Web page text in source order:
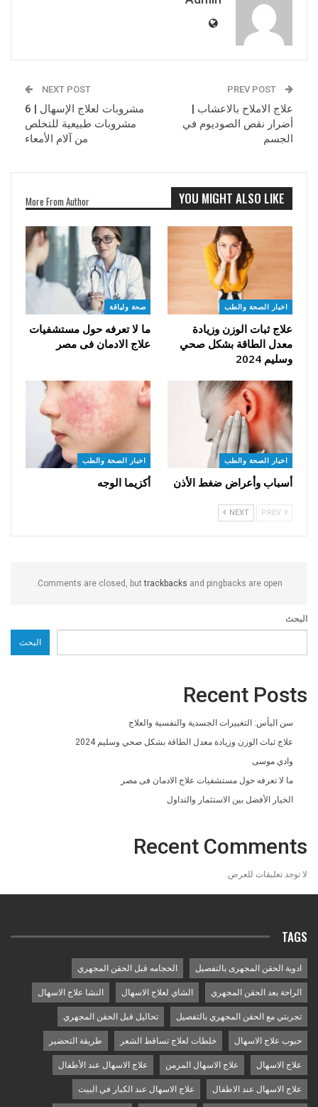
علاج الاملاح بالاعشاب |
أضرار نقص الصوديوم في
الجسم
NEXT POST
مشروبات لعلاج الإسهال | 6
مشروبات طبيعية للتخلص
من آلام الأمعاء
YOU MIGHT ALSO LIKE
More From Author
اخبار الصحة والطب
علاج ثبات الوزن وزيادة
معدل الطاقة بشكل صحي
وسليم 2024
صحة ولياقة
ما لا تعرفه حول مستشفيات
علاج الادمان فى مصر
اخبار الصحة والطب
أسباب وأعراض ضغط الأذن
اخبار الصحة والطب
أكزيما الوجه
NEXT
Comments are closed, buttrackbacks and pingbacks are open.
البحث
البحث
Recent Posts
سن اليأس: التغييرات الجسدية والنفسية والعلاج
علاج ثبات الوزن وزيادة معدل الطاقة بشكل صحي وسليم 2024
وادي موسى
ما لا تعرفه حول مستشفيات علاج الادمان فى مصر
الخيار الأفضل بين الاستثمار والتداول
Recent Comments
لا توجد تعليقات للعرض.
TAGS
ادوية الحقن المجهرى بالتفصيل الحجامه قبل الحقن المجهري
الراحة بعد الحقن المجهري الشاي لعلاج الاسهال النشا علاج الاسهال
تجربتي مع الحقن المجهري بالتفصيل تحاليل قبل الحقن المجهري
حبوب علاج الاسهال خلطات لعلاج تساقط الشعر طريقة التحضير
علاج الاسهال علاج الاسهال المزمن علاج الاسهال عند الأطفال
علاج الاسهال عند الاطفال علاج الاسهال عند الكبار في البيت